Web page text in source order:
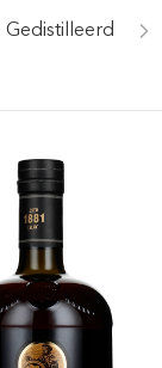
Gedistilleerd